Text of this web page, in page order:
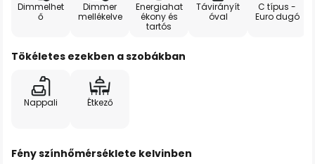
Dimmelhet
ő
Dimmer
mellékelve
Energiahat
ékony és
tartós
Távirányít
óval
C típus -
Euro dugó
Tökéletes ezekben a szobákban
Nappali Étkező
Fény színhőmérséklete kelvinben